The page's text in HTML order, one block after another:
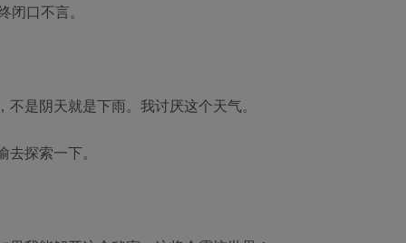
口不言。
是阴天就是下雨。我讨厌这个天气。
探索一下。